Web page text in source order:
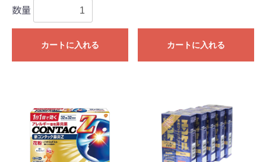
数量
カートに入れる カートに入れる